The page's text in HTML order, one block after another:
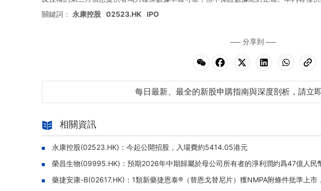
關鍵詞： 永康控股 02523.HK IPO
分享到
每日最新、最全的新股申購指南與深度剖析，請立
相關資訊
永康控股(02523.HK)：今起公開招股，入場費約5414.05港元
榮昌生物(09995.HK)：預期2026年中期歸屬於母公司所有者的淨利潤約爲47億人民
藥捷安康-B(02617.HK)：1類新藥捷恩泰®（替恩戈替尼片）獲NMPA附條件批準上市